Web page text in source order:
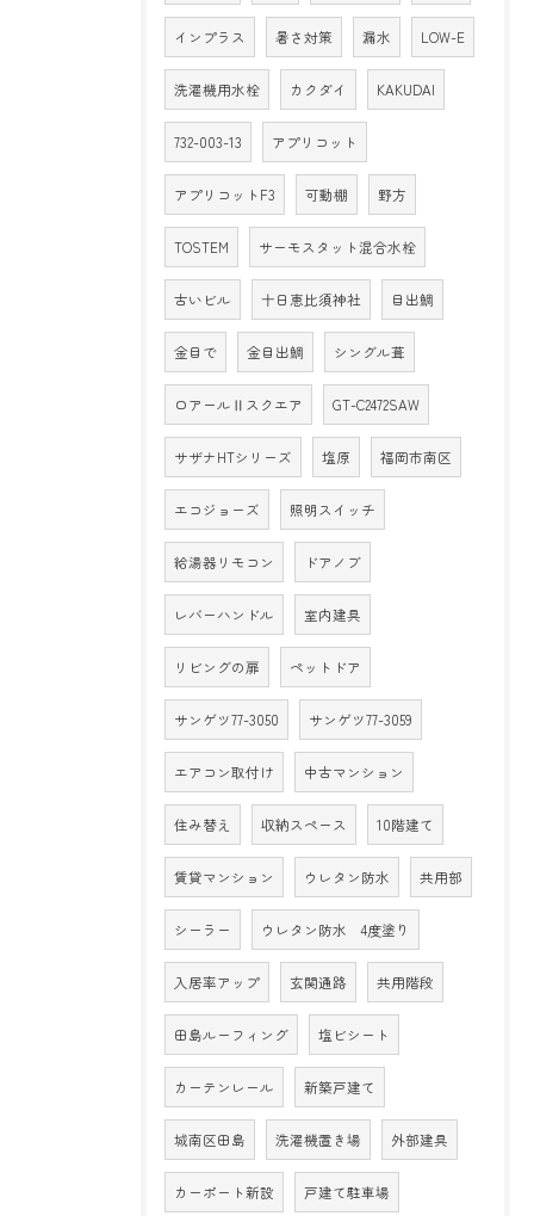
インプラス 暑さ対策 漏水 LOW-E
洗濯機用水栓 カクダイ KAKUDAI
732-003-13 アプリコット
アプリコットF3 可動棚 野方
TOSTEM サーモスタット混合水栓
古いビル 十日恵比須神社 目出鯛
金目で 金目出鯛 シングル葺
ロアールⅡスクエア GT-C2472SAW
サザナHTシリーズ 塩原 福岡市南区
エコジョーズ 照明スイッチ
給湯器リモコン ドアノブ
レバーハンドル 室内建具
リビングの扉 ペットドア
サンゲツ77-3050 サンゲツ77-3059
エアコン取付け 中古マンション
住み替え 収納スペース 10階建て
賃貸マンション ウレタン防水 共用部
シーラー ウレタン防水 4度塗り
入居率アップ 玄関通路 共用階段
田島ルーフィング 塩ビシート
カーテンレール 新築戸建て
城南区田島 洗濯機置き場 外部建具
カーポート新設 戸建て駐車場